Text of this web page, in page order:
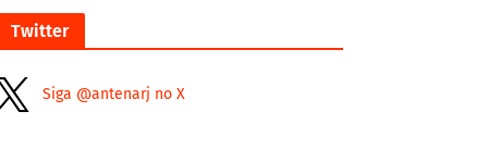
Twitter
Siga @antenarj no X